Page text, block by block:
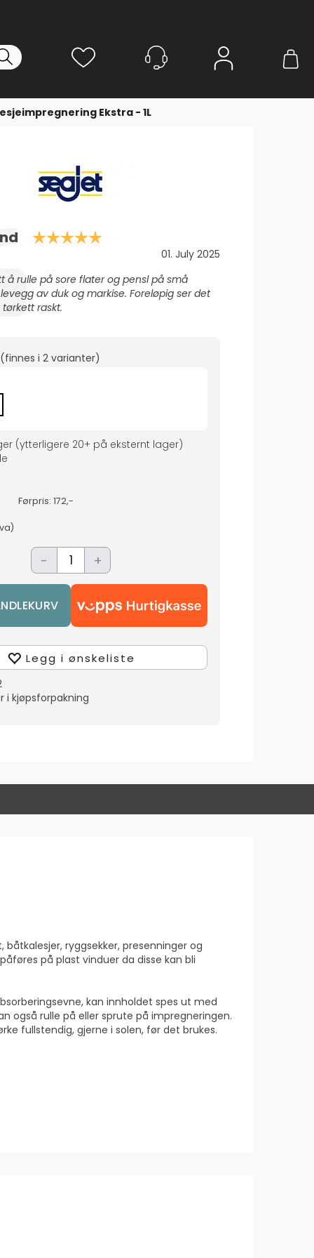
Ekstra - 1L
Karakter: 5.0 av 5 mulige
Dato:
01. July 2025
å rulle på sore flater og pensl på små
av duk og markise. Foreløpig ser det
raskt.
(finnes i 2 varianter)
(ytterligere 20+ på eksternt lager)
Førpris: 172,-
- +
Legg i ønskeliste
i kjøpsforpakning
ryggsekker, presenninger og
på plast vinduer da disse kan bli
kan innholdet spes ut med
også rulle på eller sprute på impregneringen.
fullstendig, gjerne i solen, før det brukes.